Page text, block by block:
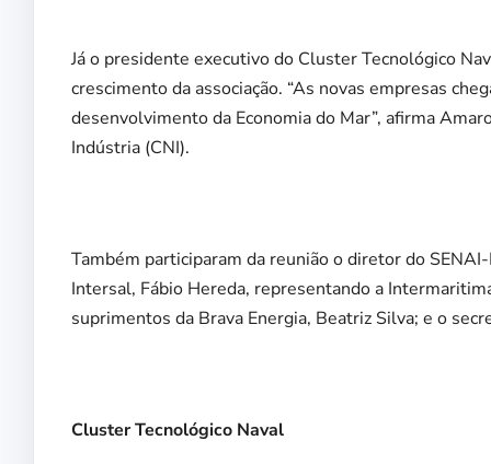
Já o presidente executivo do Cluster Tecnológico
crescimento da associação. “As novas empresas
desenvolvimento da Economia do Mar”, afirma
Indústria (CNI).
Também participaram da reunião o diretor do
Intersal, Fábio Hereda, representando a
suprimentos da Brava Energia, Beatriz Silva; e o
Cluster Tecnológico Naval